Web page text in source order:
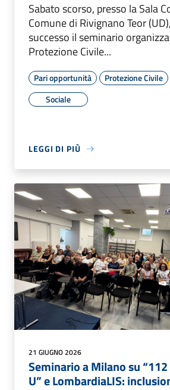
Sabato scorso, presso la Sala
Comune di Rivignano Teor
successo il seminario
Protezione Civile...
Pari opportunità Protezione Civile
Sociale
LEGGI DI PIÙ
21 GIUGNO 2026
Seminario a Milano su
U” e LombardiaLIS: